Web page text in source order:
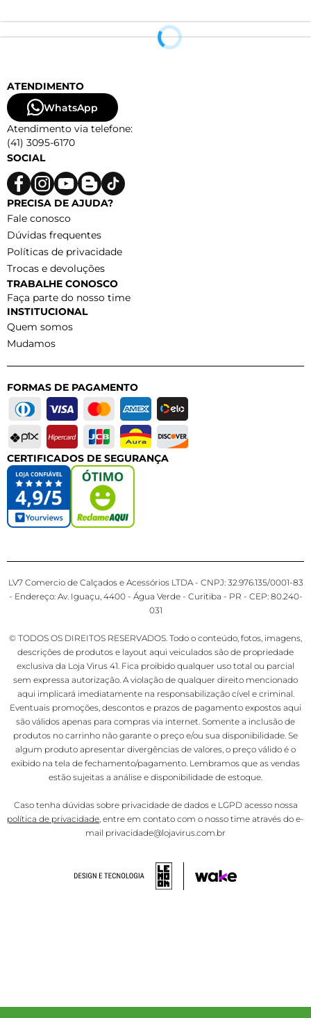
ATENDIMENTO
WhatsApp
Atendimento via telefone:
(41) 3095-6170
SOCIAL
PRECISA DE AJUDA?
Fale conosco
Dúvidas frequentes
Políticas de privacidade
Trocas e devoluções
TRABALHE CONOSCO
Faça parte do nosso time
INSTITUCIONAL
Quem somos
Mudamos
FORMAS DE PAGAMENTO
CERTIFICADOS DE SEGURANÇA
LV7 Comercio de Calçados e Acessórios LTDA - CNPJ: 32.976.135/0001-83
- Endereço: Av. Iguaçu, 4400 - Água Verde - Curitiba - PR - CEP: 80.240-
031
© TODOS OS DIREITOS RESERVADOS. Todo o conteúdo, fotos, imagens,
descrições de produtos e layout aqui veiculados são de propriedade
exclusiva da Loja Virus 41. Fica proibido qualquer uso total ou parcial
sem expressa autorização. A violação de qualquer direito mencionado
aqui implicará imediatamente na responsabilização cível e criminal.
Eventuais promoções, descontos e prazos de pagamento expostos aqui
são válidos apenas para compras via internet. Somente a inclusão de
produtos no carrinho não garante o preço e/ou sua disponibilidade. Se
algum produto apresentar divergências de valores, o preço válido é o
exibido na tela de fechamento/pagamento. Lembramos que as vendas
estão sujeitas a análise e disponibilidade de estoque.
Caso tenha dúvidas sobre privacidade de dados e LGPD acesso nossa
política de privacidade, entre em contato com o nosso time através do e-
mail privacidade@lojavirus.com.br